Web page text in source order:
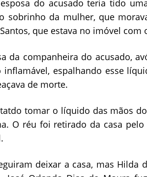
do acusado teria tido
sobrinho da mulher, que
que estava no imóvel com
da companheira do acusado,
espalhando esse
de morte.
tomar o líquido das mãos
O réu foi retirado da casa pelo
deixar a casa, mas Hilda